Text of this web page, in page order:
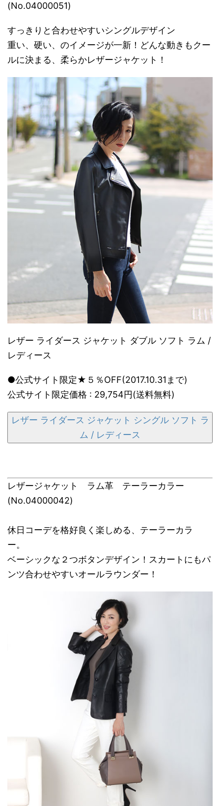
(No.04000051)
すっきりと合わせやすいシングルデザイン
重い、硬い、のイメージが一新！どんな動きもクー
ルに決まる、柔らかレザージャケット！
レザー ライダース ジャケット ダブル ソフト ラム /
レディース
●公式サイト限定★５％OFF(2017.10.31まで)
公式サイト限定価格 : 29,754円(送料無料)
レザー ライダース ジャケット シングル ソフト ラ
ム / レディース
レザージャケット ラム革 テーラーカラー
(No.04000042)
休日コーデを格好良く楽しめる、テーラーカラ
ー。
ベーシックな２つボタンデザイン！スカートにもパ
ンツ合わせやすいオールラウンダー！